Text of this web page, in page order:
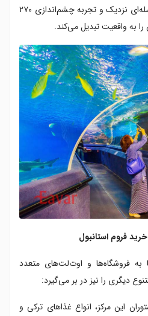
تماشای موجودات دریایی از فاصله‌ای نزدیک و تجربه چشم‌اندازی ۲۷۰
به واقعیت تبدیل می‌کند.
فروم استانبول
به فروشگاه‌ها و اوت‌لت‌های متعدد
دیگری را نیز در بر می‌گیرد:
از ۱۰ رستوران این مرکز، انواع غذاهای ترکی و